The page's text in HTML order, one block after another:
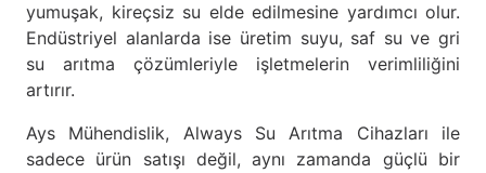
yumuşak, kireçsiz su elde edilmesine yardımcı olur.
Endüstriyel alanlarda ise üretim suyu, saf su ve gri
su arıtma çözümleriyle işletmelerin verimliliğini
artırır.
Ays Mühendislik, Always Su Arıtma Cihazları ile
sadece ürün satışı değil, aynı zamanda güçlü bir